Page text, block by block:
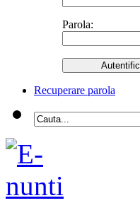
Parola:
Recuperare parola